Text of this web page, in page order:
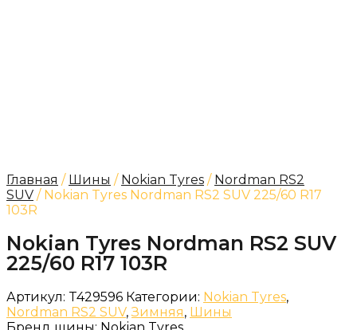
Главная / Шины / Nokian Tyres / Nordman RS2
SUV / Nokian Tyres Nordman RS2 SUV 225/60 R17
103R
Nokian Tyres Nordman RS2 SUV
225/60 R17 103R
Артикул: T429596 Категории: Nokian Tyres,
Nordman RS2 SUV,Зимняя, Шины